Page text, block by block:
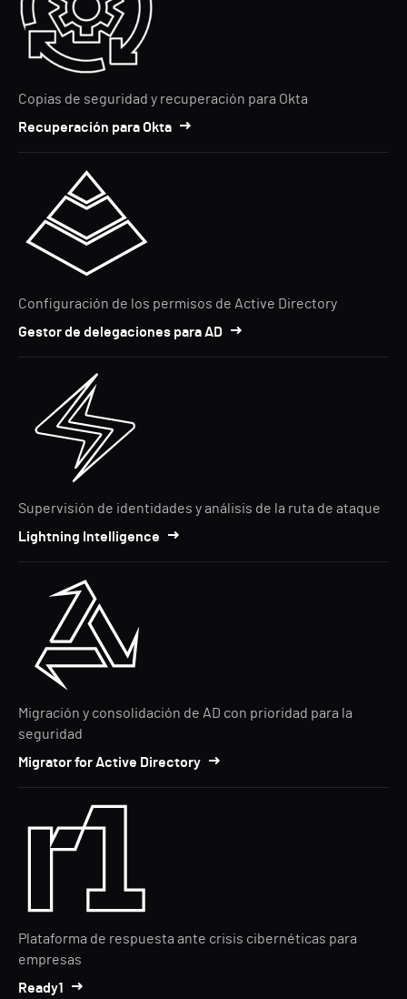
Copias de seguridad y recuperación para Okta
Recuperación para Okta
Configuración de los permisos de Active Directory
Gestor de delegaciones para AD
Supervisión de identidades y análisis de la ruta de ataque
Lightning Intelligence
Migración y consolidación de AD con prioridad para la
seguridad
Migrator for Active Directory
Plataforma de respuesta ante crisis cibernéticas para
empresas
Ready1